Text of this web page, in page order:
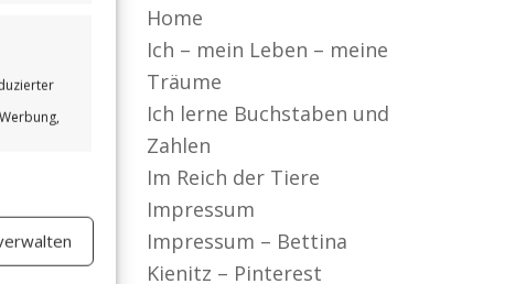
Immer aktiv
Home
Ich – mein Leben – meine
Träume
Ich lerne Buchstaben und
Zahlen
Im Reich der Tiere
Impressum
Impressum – Bettina
Kienitz – Pinterest